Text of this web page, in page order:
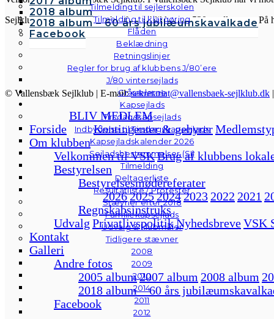
Tilmelding til sejlerskolen
Tilmelding til klargøring
Flåden
Beklædning
Retningslinjer
Regler for brug af klubbens J/80’ere
J/80 vintersejlads
Gråsælerne
Kapsejlads
Tirsdagskapsejlads
Indbydelse til Tirsdagskapsejlads
Kapsejladskalender 2026
Sejladsbestemmelser (SI)
Tilmelding
Deltagerliste
Resultatliste / Protester
Stævner efter 2018
Familiekapsejlads
Udvalg & klubmåler
Tidligere stævner
2008
2009
2010
2014
2011
2012
2018 album
2018 album – 60 års jubilæumskavalkade
Facebook
Sejlklubben er fra 1958 og har for øjeblikket ca. 520 medlemmer.
© Vallensbæk Sejlklub | E-mail:sekretariat@vallensbaek-sejlklub.dk |
Forside
BLIV MEDLEM
Kontingenter & gebyrer
Om klubben
Velkommen til VSKBrug af klubbens
Bestyrelsen
Bestyrelsesmødereferater
2026202520242023 2022 2021
Regnskabsinstruks
Udvalg PrivatlivspolitikNyhedsbreveVSK
Kontakt
Galleri
Andre fotos
2005 album2007 album 2008 album
2018 album – 60 års
Facebook